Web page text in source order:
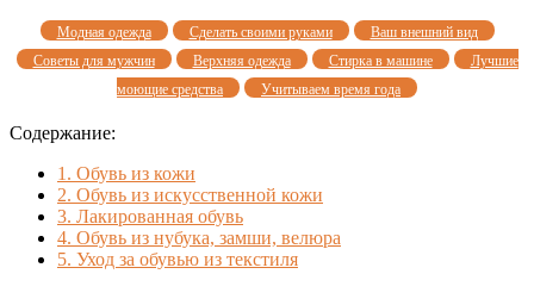
Модная одежда Сделать своими руками
Ваш внешний вид
Советы для мужчин
Верхняя одежда Стирка в машине
Лучшие
моющие средства
Учитываем время года
Содержание:
1. Обувь из кожи
2. Обувь из искусственной кожи
3. Лакированная обувь
4. Обувь из нубука, замши, велюра
5. Уход за обувью из текстиля